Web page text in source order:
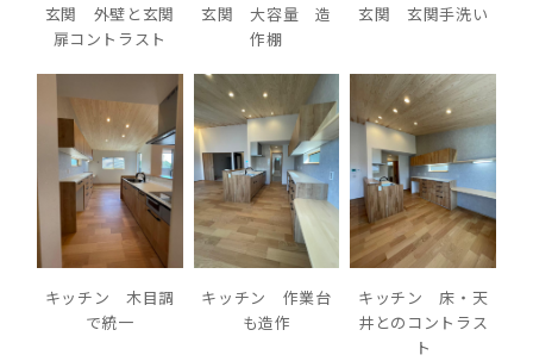
玄関 外壁と玄関
扉コントラスト
玄関 大容量 造
作棚
玄関 玄関手洗い
キッチン 木目調
で統一
キッチン 作業台
も造作
キッチン 床・天
井とのコントラス
ト